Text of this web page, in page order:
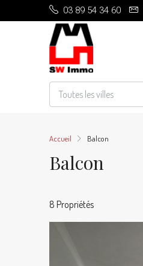
03 89 54 34 60
Toutes les villes
Accueil Balcon
Balcon
8 Propriétés